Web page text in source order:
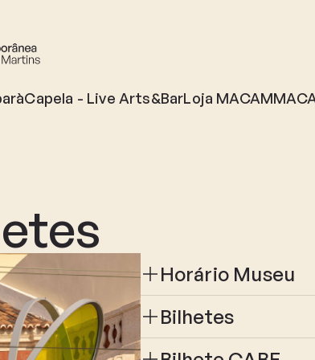
àCapela - Live Arts&BarLoja MACAM
Horário Museu
Bilhetes